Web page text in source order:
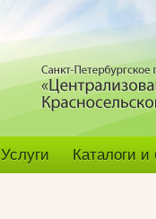
Услуги Каталоги